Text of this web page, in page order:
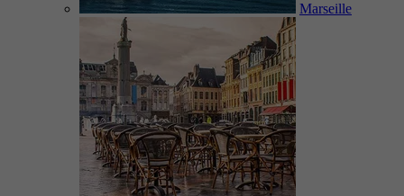
Marseille